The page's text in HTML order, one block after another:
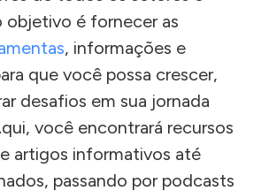
objetivo é fornecer as
, informações e
que você possa crescer,
desafios em sua jornada
você encontrará recursos
artigos informativos até
passando por podcasts